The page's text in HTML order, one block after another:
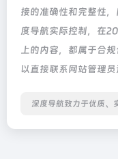
接的准确性和完整性
度导航实际控制，在
上的内容，都属于合
以直接联系网站管理
深度导航致力于优质、